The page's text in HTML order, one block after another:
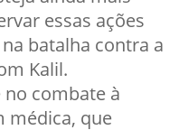
essas ações
batalha contra a
Kalil.
combate à
médica, que